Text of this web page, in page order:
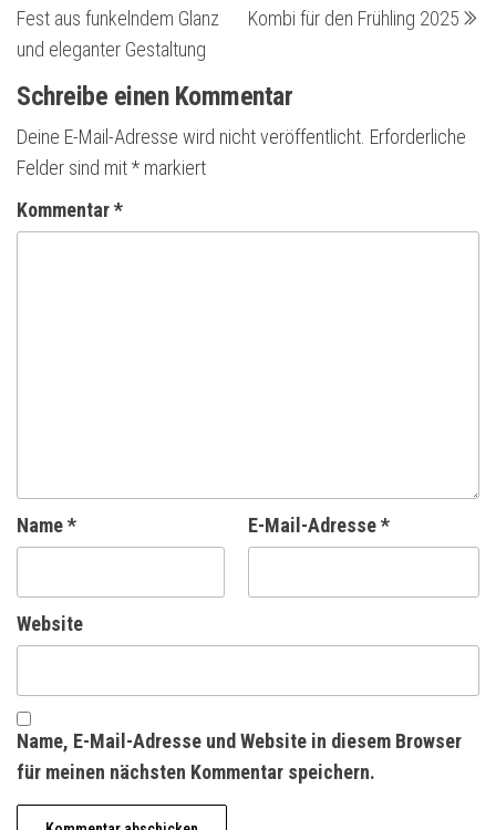
Fest aus funkelndem Glanz
und eleganter Gestaltung
Kombi für den Frühling 2025
Schreibe einen Kommentar
Deine E-Mail-Adresse wird nicht veröffentlicht. Erforderliche
Felder sind mit* markiert
Kommentar*
Name* E-Mail-Adresse*
Website
Name, E-Mail-Adresse und Website in diesem Browser
für meinen nächsten Kommentar speichern.